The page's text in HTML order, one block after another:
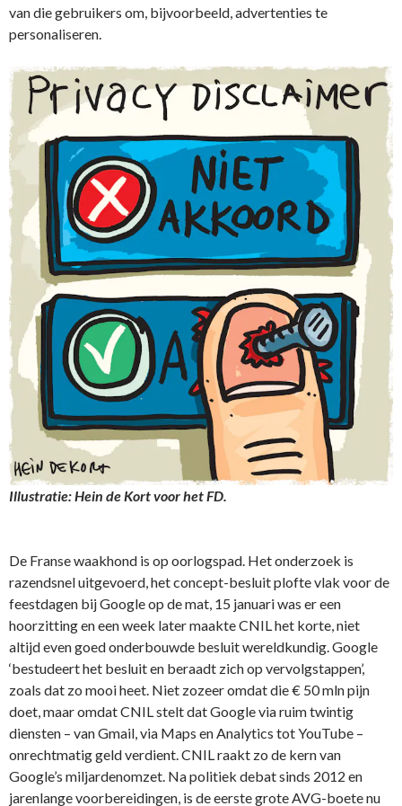
van die gebruikers om, bijvoorbeeld, advertenties te
personaliseren.
Illustratie: Hein de Kort voor het FD.
De Franse waakhond is op oorlogspad. Het onderzoek is
razendsnel uitgevoerd, het concept-besluit plofte vlak voor de
feestdagen bij Google op de mat, 15 januari was er een
hoorzitting en een week later maakte CNIL het korte, niet
altijd even goed onderbouwde besluit wereldkundig. Google
‘bestudeert het besluit en beraadt zich op vervolgstappen’,
zoals dat zo mooi heet. Niet zozeer omdat die € 50 mln pijn
doet, maar omdat CNIL stelt dat Google via ruim twintig
diensten – van Gmail, via Maps en Analytics tot YouTube –
onrechtmatig geld verdient. CNIL raakt zo de kern van
Google’s miljardenomzet. Na politiek debat sinds 2012 en
jarenlange voorbereidingen, is de eerste grote AVG-boete nu